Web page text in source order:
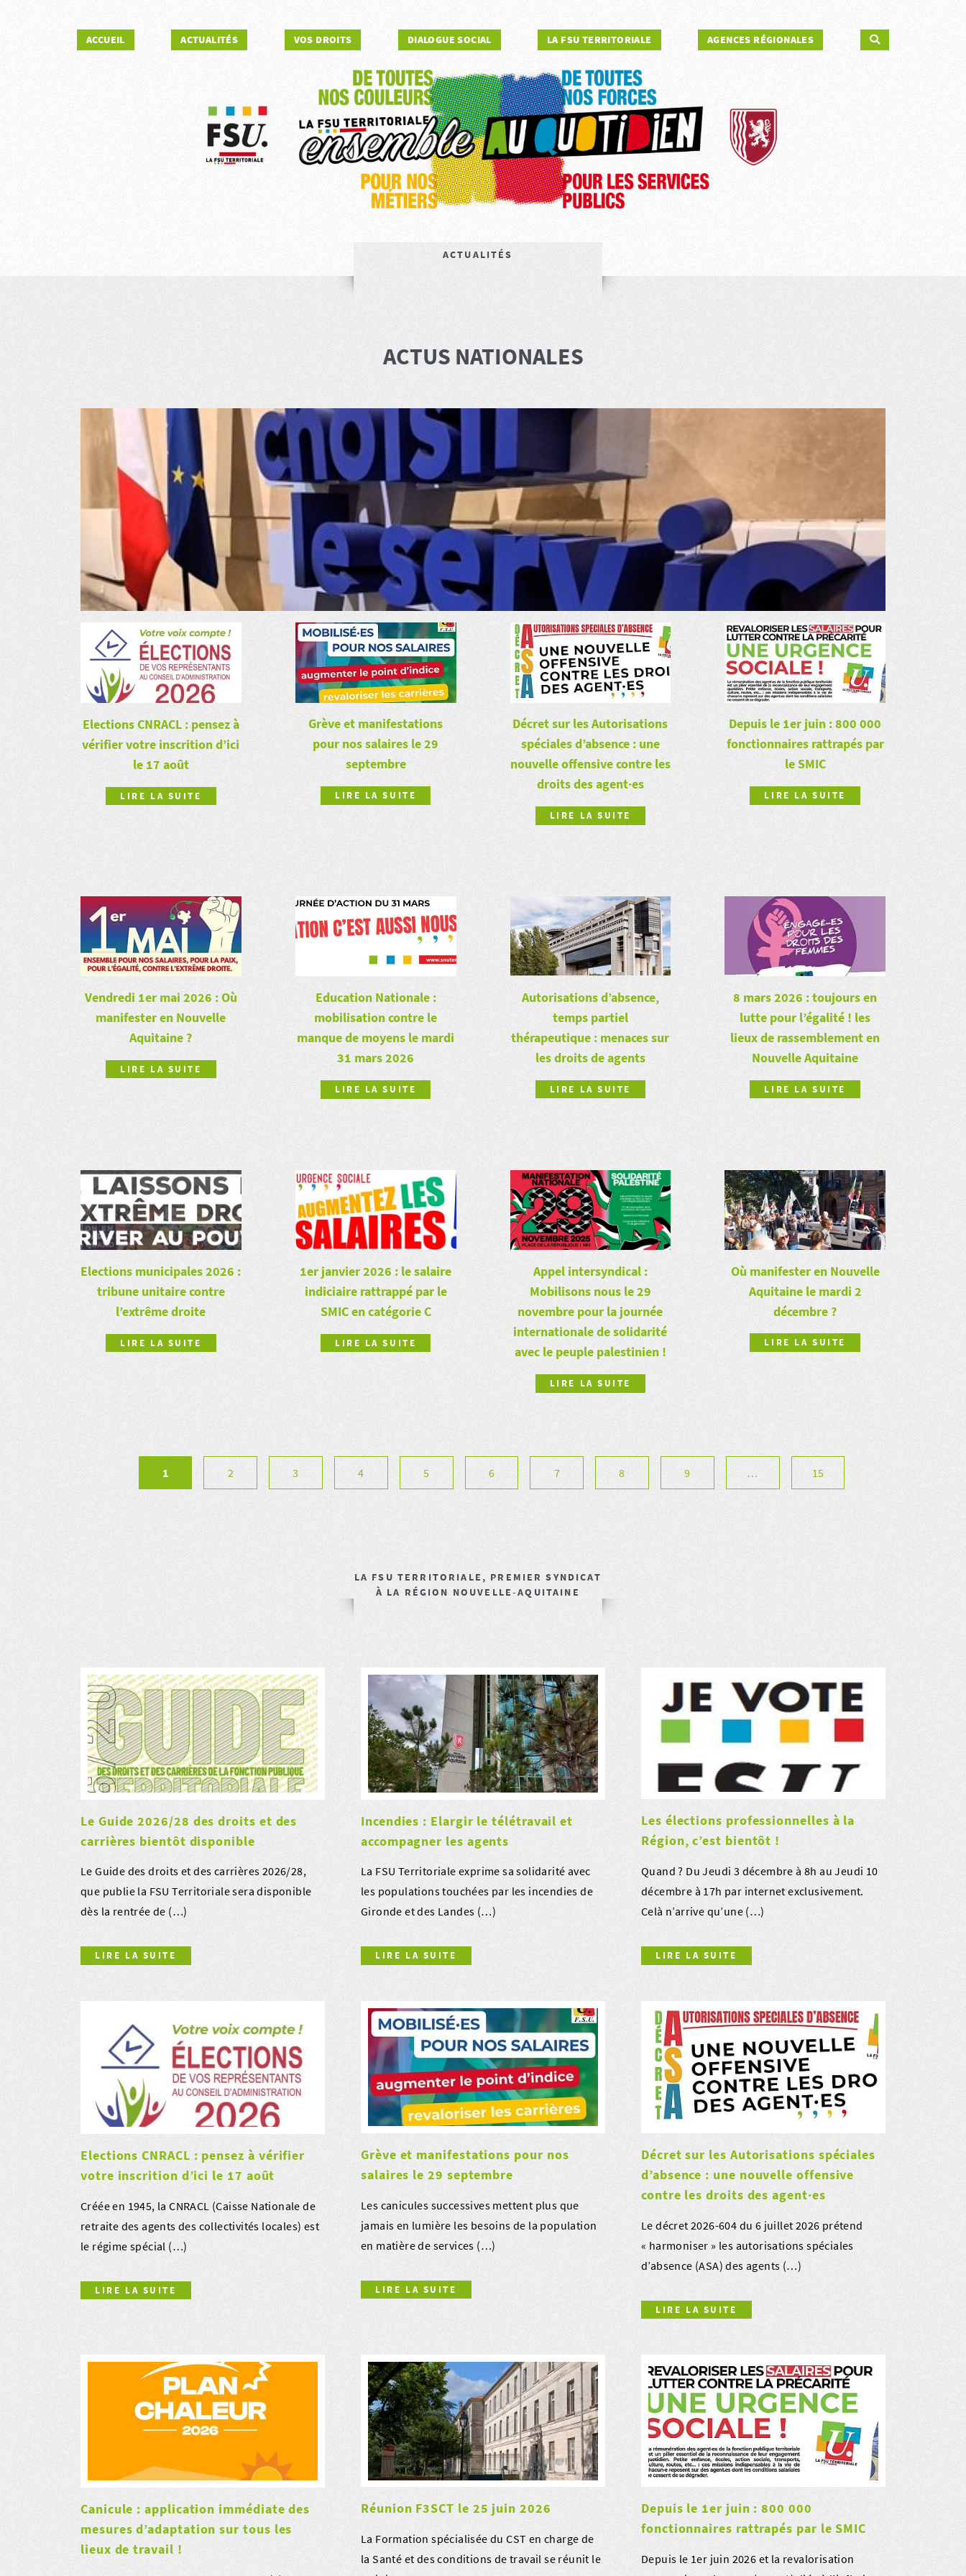
ACCUEIL ACTUALITÉS VOS DROITS DIALOGUE SOCIAL LA FSU TERRITORIALE AGENCES RÉGIONALES
ACTUALITÉS
ACTUS NATIONALES
Elections CNRACL : pensez à
vérifier votre inscrition d’ici
le 17 août
LIRE LA SUITE
Grève et manifestations
pour nos salaires le 29
septembre
LIRE LA SUITE
Décret sur les Autorisations
spéciales d’absence : une
nouvelle offensive contre les
droits des agent·es
LIRE LA SUITE
Depuis le 1er juin : 800 000
fonctionnaires rattrapés par
le SMIC
LIRE LA SUITE
Vendredi 1er mai 2026 : Où
manifester en Nouvelle
Aquitaine ?
LIRE LA SUITE
Education Nationale :
mobilisation contre le
manque de moyens le mardi
31 mars 2026
LIRE LA SUITE
Autorisations d’absence,
temps partiel
thérapeutique : menaces sur
les droits de agents
LIRE LA SUITE
8 mars 2026 : toujours en
lutte pour l’égalité ! les
lieux de rassemblement en
Nouvelle Aquitaine
LIRE LA SUITE
Elections municipales 2026 :
tribune unitaire contre
l’extrême droite
LIRE LA SUITE
1er janvier 2026 : le salaire
indiciaire rattrappé par le
SMIC en catégorie C
LIRE LA SUITE
Appel intersyndical :
Mobilisons nous le 29
novembre pour la journée
internationale de solidarité
avec le peuple palestinien !
LIRE LA SUITE
Où manifester en Nouvelle
Aquitaine le mardi 2
décembre ?
LIRE LA SUITE
1 2 3 4 5 6 7 8 9 … 15
LA FSU TERRITORIALE, PREMIER SYNDICAT
À LA RÉGION NOUVELLE-AQUITAINE
Le Guide 2026/28 des droits et des
carrières bientôt disponible
Le Guide des droits et des carrières 2026/28,
que publie la FSU Territoriale sera disponible
dès la rentrée de (…)
LIRE LA SUITE
Incendies : Elargir le télétravail et
accompagner les agents
La FSU Territoriale exprime sa solidarité avec
les populations touchées par les incendies de
Gironde et des Landes (…)
LIRE LA SUITE
Les élections professionnelles à la
Région, c’est bientôt !
Quand ? Du Jeudi 3 décembre à 8h au Jeudi 10
décembre à 17h par internet exclusivement.
Celà n’arrive qu’une (…)
LIRE LA SUITE
Elections CNRACL : pensez à vérifier
votre inscrition d’ici le 17 août
Créée en 1945, la CNRACL (Caisse Nationale de
retraite des agents des collectivités locales) est
le régime spécial (…)
LIRE LA SUITE
Grève et manifestations pour nos
salaires le 29 septembre
Les canicules successives mettent plus que
jamais en lumière les besoins de la population
en matière de services (…)
LIRE LA SUITE
Décret sur les Autorisations spéciales
d’absence : une nouvelle offensive
contre les droits des agent·es
Le décret 2026-604 du 6 juillet 2026 prétend
« harmoniser » les autorisations spéciales
d’absence (ASA) des agents (…)
LIRE LA SUITE
Canicule : application immédiate des
mesures d’adaptation sur tous les
lieux de travail !
Réunion F3SCT le 25 juin 2026
La Formation spécialisée du CST en charge de
la Santé et des conditions de travail se réunit le
Depuis le 1er juin : 800 000
fonctionnaires rattrapés par le SMIC
Depuis le 1er juin 2026 et la revalorisation